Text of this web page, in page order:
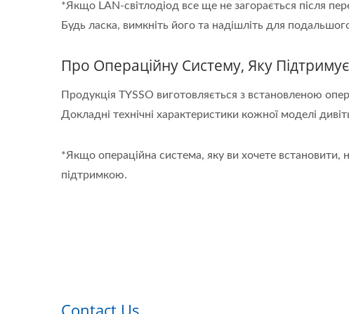
*Якщо LAN-світлодіод все ще не загорається після
Будь ласка, вимкніть його та надішліть для
Про Операційну Систему, Яку
Продукція TYSSO виготовляється з встановленою
Докладні технічні характеристики кожної моделі
*Якщо операційна система, яку ви хочете встановити,
підтримкою.